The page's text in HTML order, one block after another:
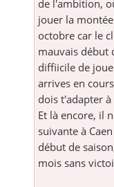
de l'ambition,
jouer la
octobre car le
mauvais début
diffiicile de
arrives en
dois t'adapter
Et là encore, il
suivante à
début de
mois sans